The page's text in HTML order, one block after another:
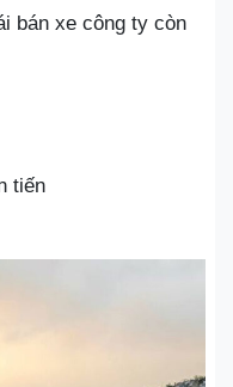
bán xe công ty còn
tiến